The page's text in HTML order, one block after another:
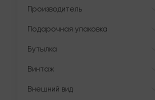
Производитель
Подарочная упаковка
Бутылка
Винтаж
Внешний вид